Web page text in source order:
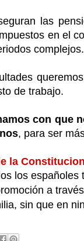
las
en el
complejos.
de trabajo.
con que
, para ser
la
los españoles
a
sin que en